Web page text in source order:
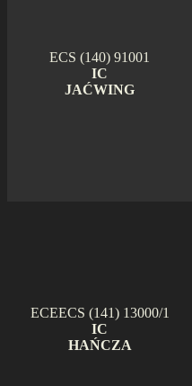
ECS (140) 91001
IC
JAĆWING
ECEECS (141) 13000/1
IC
HAŃCZA